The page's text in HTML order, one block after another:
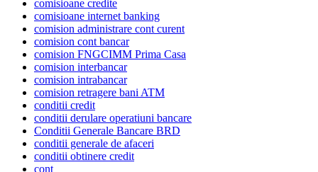
comisioane credite
comisioane internet banking
comision administrare cont curent
comision cont bancar
comision FNGCIMM Prima Casa
comision interbancar
comision intrabancar
comision retragere bani ATM
conditii credit
conditii derulare operatiuni bancare
Conditii Generale Bancare BRD
conditii generale de afaceri
conditii obtinere credit
cont